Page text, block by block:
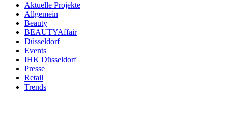
Aktuelle Projekte
Allgemein
Beauty
BEAUTYAffair
Düsseldorf
Events
IHK Düsseldorf
Presse
Retail
Trends